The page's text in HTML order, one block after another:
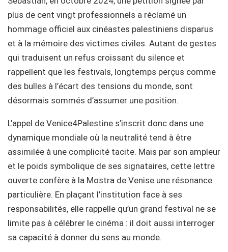
plus de cent vingt professionnels a réclamé un
hommage officiel aux cinéastes palestiniens disparus
et à la mémoire des victimes civiles. Autant de gestes
qui traduisent un refus croissant du silence et
rappellent que les festivals, longtemps perçus comme
des bulles à l’écart des tensions du monde, sont
désormais sommés d’assumer une position.
L’appel de Venice4Palestine s’inscrit donc dans une
dynamique mondiale où la neutralité tend à être
assimilée à une complicité tacite. Mais par son ampleur
et le poids symbolique de ses signataires, cette lettre
ouverte confère à la Mostra de Venise une résonance
particulière. En plaçant l’institution face à ses
responsabilités, elle rappelle qu’un grand festival ne se
limite pas à célébrer le cinéma : il doit aussi interroger
sa capacité à donner du sens au monde.